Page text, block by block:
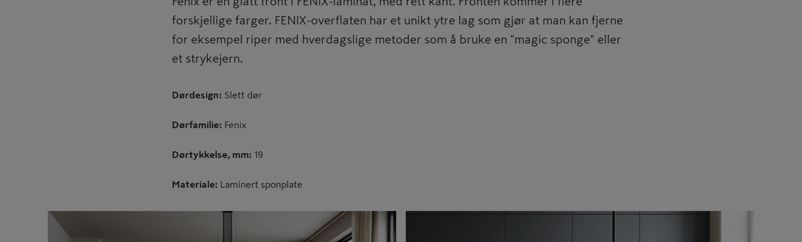
forskjellige farger. FENIX-overflaten har et unikt ytre lag som gjør at man kan fjerne
for eksempel riper med hverdagslige metoder som å bruke en "magic sponge" eller
et strykejern.
Dørdesign: Slett dør
Dørfamilie: Fenix
Dørtykkelse, mm: 19
Materiale: Laminert sponplate